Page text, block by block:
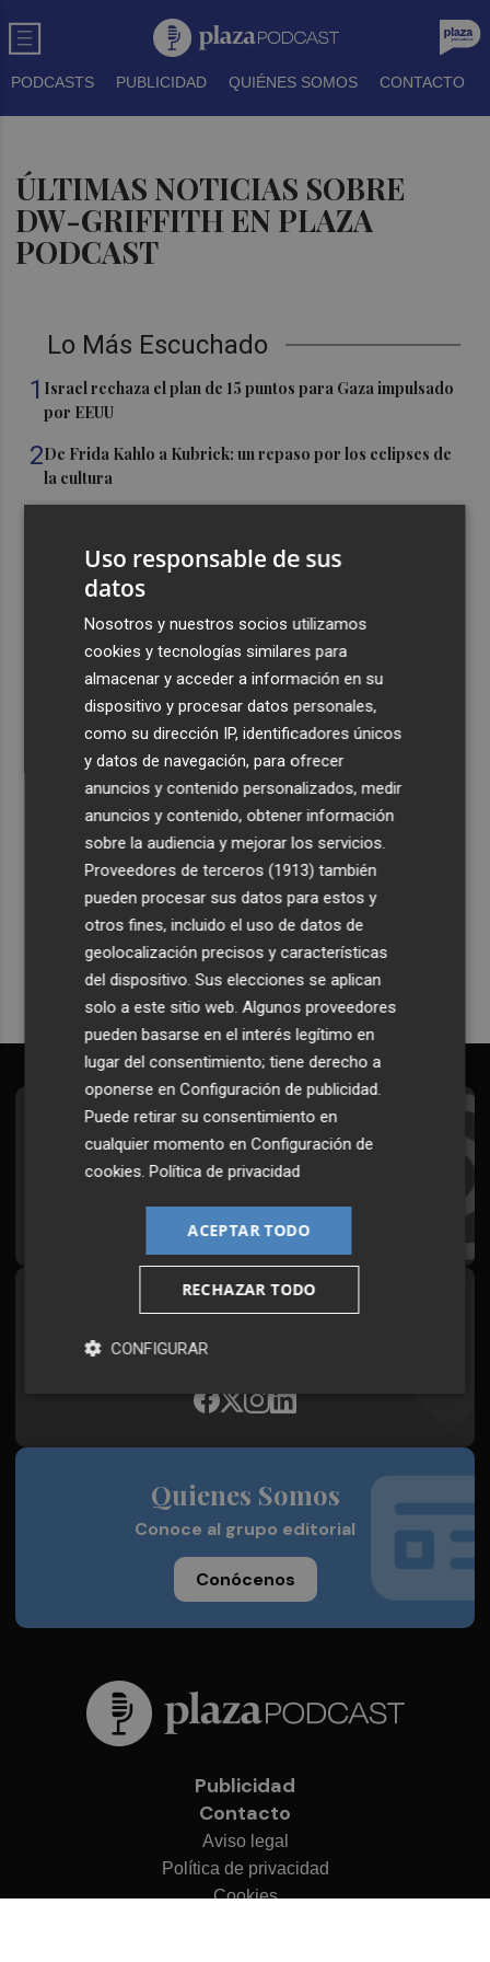
PODCASTS PUBLICIDAD QUIÉNES SOMOS CONTACTO
ÚLTIMAS NOTICIAS SOBRE
DW-GRIFFITH EN PLAZA
PODCAST
Lo Más Escuchado
1 Israel rechaza el plan de 15 puntos para Gaza impulsado
por EEUU
2De Frida Kahlo a Kubrick: un repaso por los eclipses de
la cultura
Más de medio millar de festeros de Ufece se reivindican
presente"
Cuenta atrás para el Rototom, un festival que hace de la
diversidad su "seña de identidad"
Recibe toda la actualidad de
Plaza Podcast en tu correo
Quiero suscribirme
Suscríbete al Boletín
Todos los días a primera hora en tu email
Síguenos en redes
Plaza Podcast, desde cualquier medio
Quienes Somos
Conoce al grupo editorial
Conócenos
Publicidad
Contacto
Aviso legal
Política de privacidad
Cookies
Uso responsable de sus
datos
Nosotros y nuestros socios utilizamos
cookies y tecnologías similares para
almacenar y acceder a información en su
dispositivo y procesar datos personales,
como su dirección IP, identificadores únicos
y datos de navegación, para ofrecer
anuncios y contenido personalizados, medir
anuncios y contenido, obtener información
sobre la audiencia y mejorar los servicios.
Proveedores de terceros (1913) también
pueden procesar sus datos para estos y
otros fines, incluido el uso de datos de
geolocalización precisos y características
del dispositivo. Sus elecciones se aplican
solo a este sitio web. Algunos proveedores
pueden basarse en el interés legítimo en
lugar del consentimiento; tiene derecho a
oponerse enConfiguración de publicidad.
Puede retirar su consentimiento en
cualquier momento enConfiguración de
cookies.Política de privacidad
ACEPTAR TODO
RECHAZAR TODO
CONFIGURAR